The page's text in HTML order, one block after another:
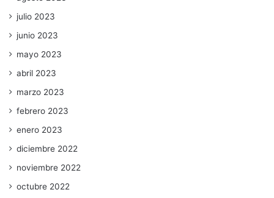
julio 2023
junio 2023
mayo 2023
abril 2023
marzo 2023
febrero 2023
enero 2023
diciembre 2022
noviembre 2022
octubre 2022